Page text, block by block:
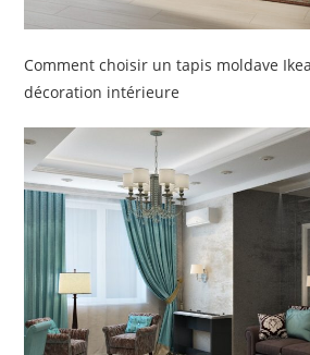
Comment choisir un tapis moldave
décoration intérieure